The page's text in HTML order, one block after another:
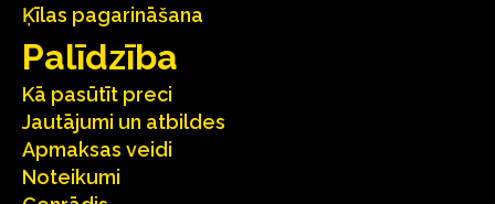
Ķīlas pagarināšana
Palīdzība
Kā pasūtīt preci
Jautājumi un atbildes
Apmaksas veidi
Noteikumi